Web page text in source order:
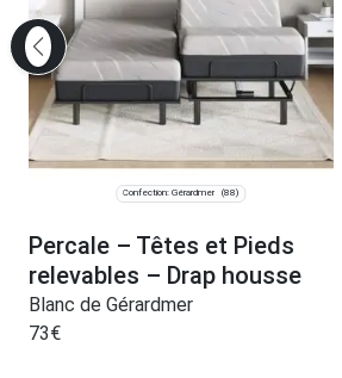
Confection: Gérardmer (88)
Percale – Têtes et Pieds
relevables – Drap housse
Blanc de Gérardmer
73€